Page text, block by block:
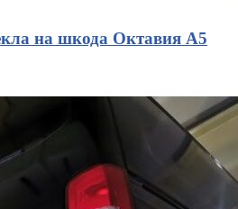
на шкода Октавия А5